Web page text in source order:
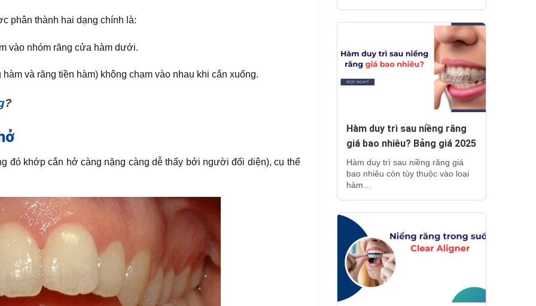
phân thành hai dạng chính là:
vào nhóm răng cửa hàm dưới.
và răng tiền hàm) không chạm vào nhau khi cắn xuống.
?
đó khớp cắn hở càng nặng càng dễ thấy bởi người đối diện), cụ thể
Hàm duy trì sau niềng răng
giá bao nhiêu? Bảng giá 2025
Hàm duy trì sau niềng răng giá
bao nhiêu còn tùy thuộc vào loại
hàm…